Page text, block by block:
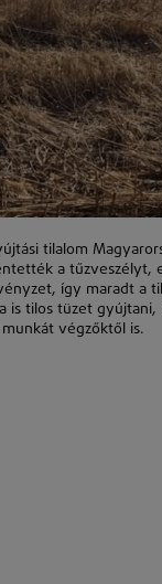
tilalom
a
így maradt a
tilos tüzet
végzőktől is.